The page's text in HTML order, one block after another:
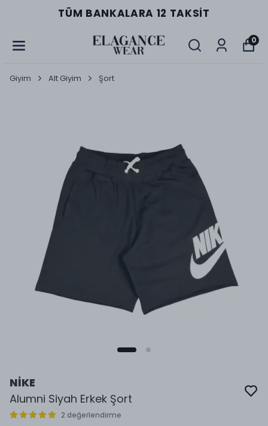
TÜM BANKALARA 12 TAKSIT
0
Giyim Alt Giyim Şort
NİKE
Alumni Siyah Erkek Şort
2 değerlendirme